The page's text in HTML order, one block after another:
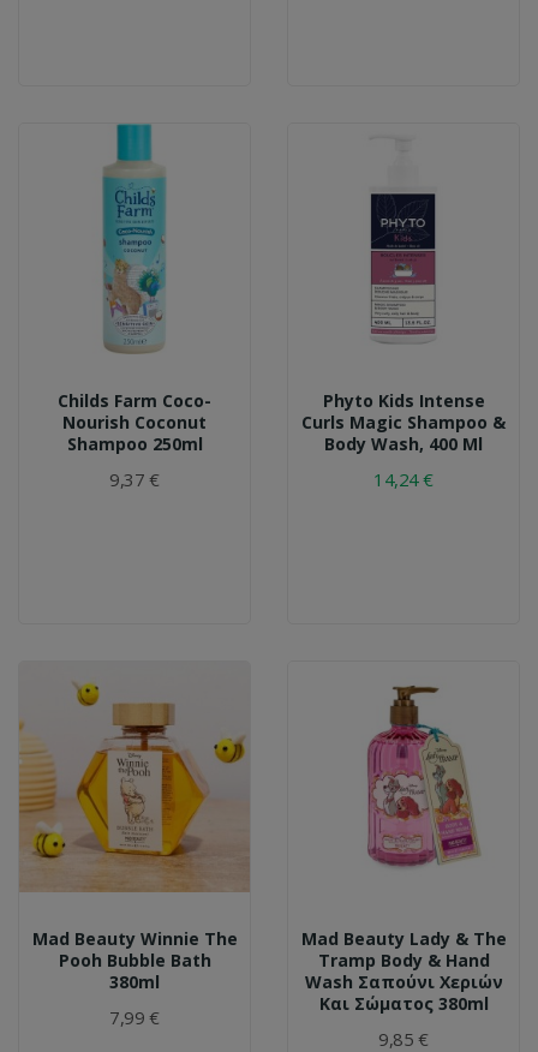
Childs Farm Coco-
Nourish Coconut
Shampoo 250ml
9,37 €
Phyto Kids Intense
Curls Magic Shampoo &
Body Wash, 400 Ml
14,24 €
Mad Beauty Winnie The
Pooh Bubble Bath
380ml
7,99 €
Mad Beauty Lady & The
Tramp Body & Hand
Wash Σαπούνι Χεριών
Και Σώματος 380ml
9,85 €